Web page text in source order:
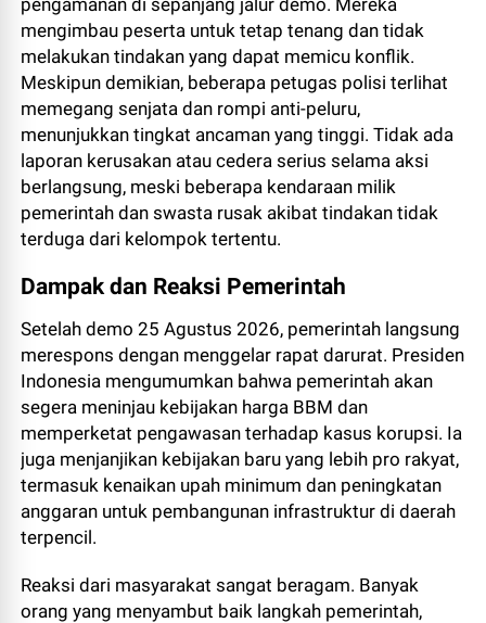
mengimbau peserta untuk tetap tenang dan tidak
melakukan tindakan yang dapat memicu konflik.
Meskipun demikian, beberapa petugas polisi terlihat
memegang senjata dan rompi anti-peluru,
menunjukkan tingkat ancaman yang tinggi. Tidak ada
laporan kerusakan atau cedera serius selama aksi
berlangsung, meski beberapa kendaraan milik
pemerintah dan swasta rusak akibat tindakan tidak
terduga dari kelompok tertentu.
Dampak dan Reaksi Pemerintah
Setelah demo 25 Agustus 2026, pemerintah langsung
merespons dengan menggelar rapat darurat. Presiden
Indonesia mengumumkan bahwa pemerintah akan
segera meninjau kebijakan harga BBM dan
memperketat pengawasan terhadap kasus korupsi. Ia
juga menjanjikan kebijakan baru yang lebih pro rakyat,
termasuk kenaikan upah minimum dan peningkatan
anggaran untuk pembangunan infrastruktur di daerah
terpencil.
Reaksi dari masyarakat sangat beragam. Banyak
orang yang menyambut baik langkah pemerintah,